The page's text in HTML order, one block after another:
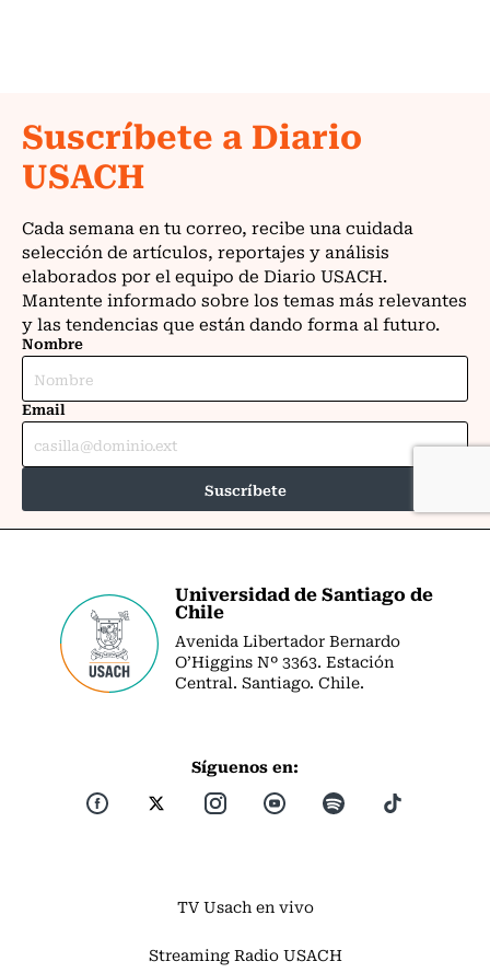
Universidad de Santiago de
Chile
Avenida Libertador Bernardo
O’Higgins Nº 3363. Estación
Central. Santiago. Chile.
Síguenos en:
TV Usach en vivo
Streaming Radio USACH